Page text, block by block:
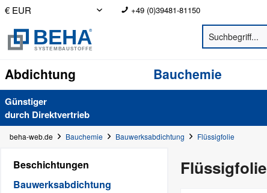
+49 (0)39481-81150
Abdichtung Bauchemie
Günstiger
durch Direkt­vertrieb
beha-web.de Bauchemie Bauwerksabdichtung Flüssigfolie
Beschichtungen
Bauwerksabdichtung
Flüssigfolie